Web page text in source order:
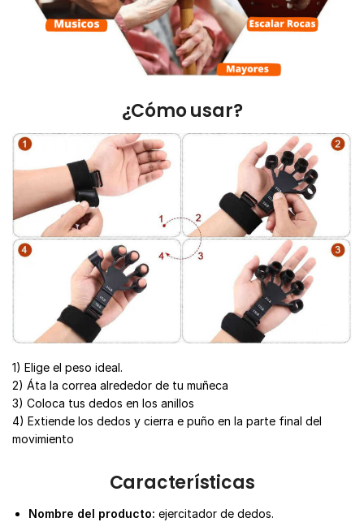
¿Cómo usar?
1) Elige el peso ideal.
2) Áta la correa alrededor de tu muñeca
3) Coloca tus dedos en los anillos
4) Extiende los dedos y cierra e puño en la parte final del
movimiento
Características
Nombre del producto: ejercitador de dedos.